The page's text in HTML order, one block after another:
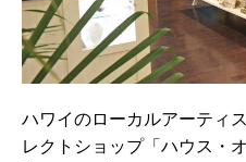
ハワイのローカルアーティ
レクトショップ「ハウス・